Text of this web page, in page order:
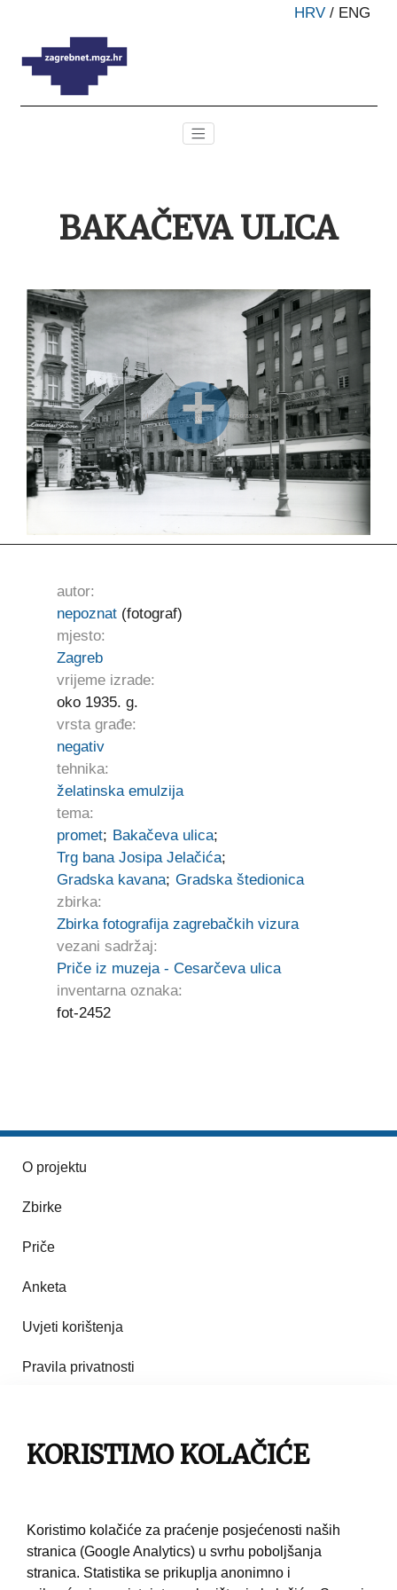
HRV / ENG
BAKAČEVA ULICA
autor:
nepoznat(fotograf)
mjesto:
Zagreb
vrijeme izrade:
oko 1935. g.
vrsta građe:
negativ
tehnika:
želatinska emulzija
tema:
promet; Bakačeva ulica;
Trg bana Josipa Jelačića;
Gradska kavana; Gradska štedionica
zbirka:
Zbirka fotografija zagrebačkih vizura
vezani sadržaj:
Priče iz muzeja - Cesarčeva ulica
inventarna oznaka:
fot-2452
O projektu
Zbirke
Priče
Anketa
Uvjeti korištenja
Pravila privatnosti
Pravila korištenja
KORISTIMO KOLAČIĆE
Koristimo kolačiće za praćenje posjećenosti naših
stranica (Google Analytics) u svrhu poboljšanja
stranica. Statistika se prikuplja anonimno i